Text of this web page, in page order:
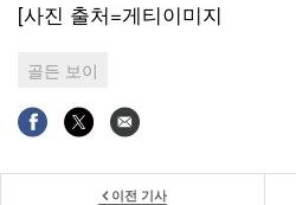
[사진 출처=게티이미지
골든 보이
이전 기사